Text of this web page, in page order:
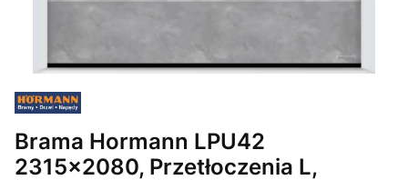
Brama Hormann LPU42
2315x2080, Przetłoczenia L,